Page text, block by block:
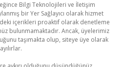
Bilgi Teknolojileri ve İletişim
bir Yer Sağlayıcı olarak hizmet
içerikleri proaktif olarak denetleme
bulunmamaktadır. Ancak, üyelerimiz
taşımakta olup, siteye üye olarak